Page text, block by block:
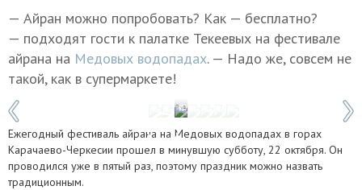
— Айран можно попробовать? Как — бесплатно?
— подходят гости к палатке Текеевых на фестивале
айрана на Медовых водопадах. — Надо же, совсем не
такой, как в супермаркете!
Фото: Денис Абрамов/ТАСС
1 / 7
Ежегодный фестиваль айрана на Медовых водопадах в горах
Карачаево-Черкесии прошел в минувшую субботу, 22 октября. Он
проводился уже в пятый раз, поэтому праздник можно назвать
традиционным.